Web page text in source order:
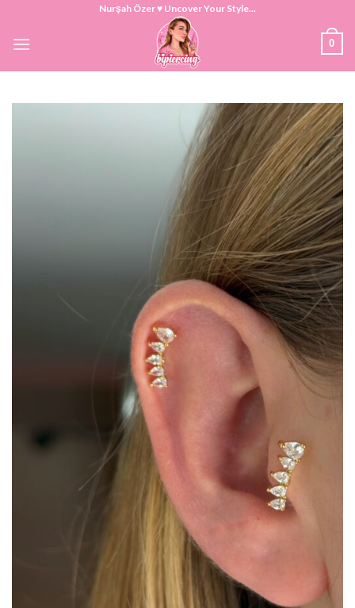
content
Nurşah Özer ♥ Uncover Your Style...
0